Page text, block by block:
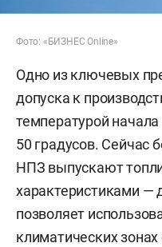
Фото: «БИЗНЕС Online»
Одно из ключевых
допуска к
температурой
50 градусов. Сейчас
НПЗ выпускают
характеристиками —
позволяет
климатических